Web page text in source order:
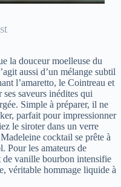
la douceur moelleuse du
aussi d’un mélange subtil
l’amaretto, le Cointreau et
saveurs inédites qui
Simple à préparer, il ne
parfait pour impressionner
le siroter dans un verre
cocktail se prête à
Pour les amateurs de
de vanille bourbon intensifie
véritable hommage liquide à